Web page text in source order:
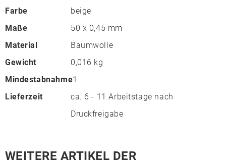
Farbe
beige
Maße
50 x 0,45 mm
Material
Baumwolle
Gewicht
0,016 kg
Mindestabnahme1
Lieferzeit
ca. 6 - 11 Arbeitstage nach
Druckfreigabe
WEITERE ARTIKEL DER